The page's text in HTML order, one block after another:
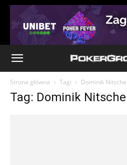
Strona główna Tagi Dominik Nitsche
Tag: Dominik Nitsche